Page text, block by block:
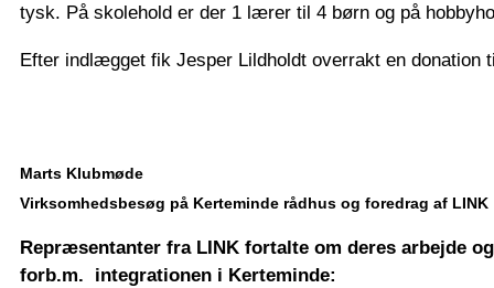
tysk. På skolehold er der 1 lærer til 4 børn og på
Efter indlægget fik Jesper Lildholdt overrakt en donation
Marts Klubmøde
Virksomhedsbesøg på Kerteminde rådhus og foredrag af LINK
Repræsentanter fra LINK fortalte om deres arbejde
forb.m. integrationen i Kerteminde: